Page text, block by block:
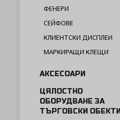
ФЕНЕРИ
СЕЙФОВЕ
КЛИЕНТСКИ ДИСПЛЕИ
МАРКИРАЩИ КЛЕЩИ
АКСЕСОАРИ
ЦЯЛОСТНО
ОБОРУДВАНЕ ЗА
ТЪРГОВСКИ ОБЕКТИ